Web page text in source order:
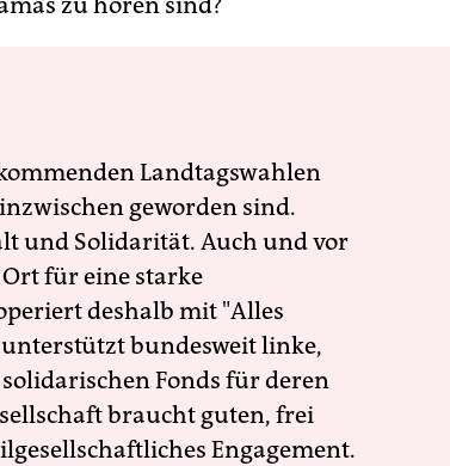
Landtagswahlen
geworden sind.
und Solidarität. Auch und vor
für eine starke
deshalb mit "Alles
bundesweit linke,
Fonds für deren
braucht guten, frei
Engagement.